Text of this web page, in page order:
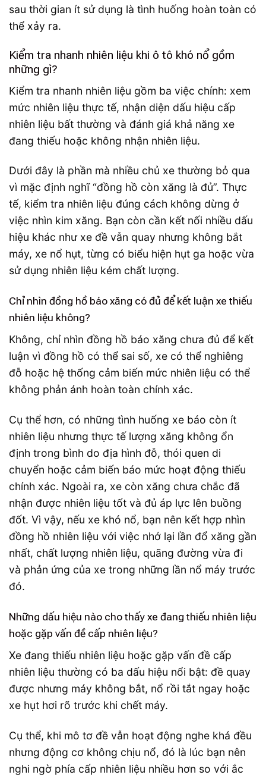
sau thời gian ít sử dụng là tình huống hoàn toàn có
thể xảy ra.
Kiểm tra nhanh nhiên liệu khi ô tô khó nổ gồm
những gì?
Kiểm tra nhanh nhiên liệu gồm ba việc chính: xem
mức nhiên liệu thực tế, nhận diện dấu hiệu cấp
nhiên liệu bất thường và đánh giá khả năng xe
đang thiếu hoặc không nhận nhiên liệu.
Dưới đây là phần mà nhiều chủ xe thường bỏ qua
vì mặc định nghĩ “đồng hồ còn xăng là đủ”. Thực
tế, kiểm tra nhiên liệu đúng cách không dừng ở
việc nhìn kim xăng. Bạn còn cần kết nối nhiều dấu
hiệu khác như xe đề vẫn quay nhưng không bắt
máy, xe nổ hụt, từng có biểu hiện hụt ga hoặc vừa
sử dụng nhiên liệu kém chất lượng.
Chỉ nhìn đồng hồ báo xăng có đủ để kết luận xe thiếu
nhiên liệu không?
Không, chỉ nhìn đồng hồ báo xăng chưa đủ để kết
luận vì đồng hồ có thể sai số, xe có thể nghiêng
đỗ hoặc hệ thống cảm biến mức nhiên liệu có thể
không phản ánh hoàn toàn chính xác.
Cụ thể hơn, có những tình huống xe báo còn ít
nhiên liệu nhưng thực tế lượng xăng không ổn
định trong bình do địa hình đỗ, thói quen di
chuyển hoặc cảm biến báo mức hoạt động thiếu
chính xác. Ngoài ra, xe còn xăng chưa chắc đã
nhận được nhiên liệu tốt và đủ áp lực lên buồng
đốt. Vì vậy, nếu xe khó nổ, bạn nên kết hợp nhìn
đồng hồ nhiên liệu với việc nhớ lại lần đổ xăng gần
nhất, chất lượng nhiên liệu, quãng đường vừa đi
và phản ứng của xe trong những lần nổ máy trước
đó.
Những dấu hiệu nào cho thấy xe đang thiếu nhiên liệu
hoặc gặp vấn đề cấp nhiên liệu?
Xe đang thiếu nhiên liệu hoặc gặp vấn đề cấp
nhiên liệu thường có ba dấu hiệu nổi bật: đề quay
được nhưng máy không bắt, nổ rồi tắt ngay hoặc
xe hụt hơi rõ trước khi chết máy.
Cụ thể, khi mô tơ đề vẫn hoạt động nghe khá đều
nhưng động cơ không chịu nổ, đó là lúc bạn nên
nghi ngờ phía cấp nhiên liệu nhiều hơn so với ắc